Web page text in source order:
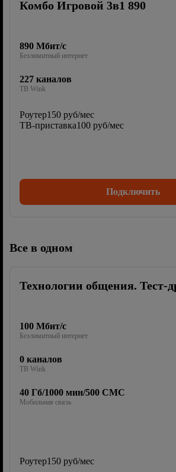
Комбо Игровой 3в1 890
890 Мбит/с
Безлимитный интернет
227 каналов
ТВ Wink
Роутер150 руб/мес
ТВ-приставка100 руб/мес
Подключить
Все в одном
Технологии общения. Тест-
100 Мбит/с
Безлимитный интернет
0 каналов
ТВ Wink
40 Гб/1000 мин/500 СМС
Мобильная связь
Роутер150 руб/мес